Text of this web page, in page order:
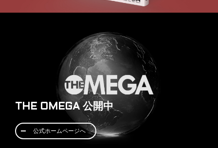
THE OMEGA 公開中
公式ホームページへ
会社概要